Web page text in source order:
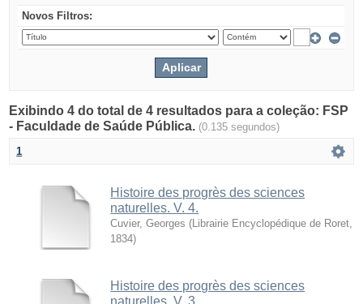
Novos Filtros:
Exibindo 4 do total de 4 resultados para a coleção: FSP
- Faculdade de Saúde Pública. (0.135 segundos)
1
Histoire des progrès des sciences
naturelles. V. 4.
Cuvier, Georges ( Librairie Encyclopédique de Roret
1834)
Histoire des progrès des sciences
naturelles. V. 3.